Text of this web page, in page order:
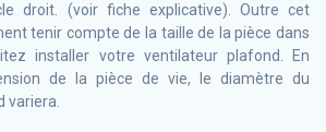
droit. (voir fiche explicative). Outre cet
tenir compte de la taille de la pièce dans
installer votre ventilateur plafond. En
de la pièce de vie, le diamètre du
variera.